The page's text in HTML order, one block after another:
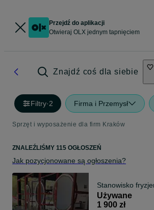
Przejdź do aplikacji
Otwieraj OLX jednym tapnięciem
Znajdź coś dla siebie
Filtry·2 Firma i Przemysł
Sprzęt i wyposażenie dla firm Kraków
ZNALEŹLIŚMY 115 OGŁOSZEŃ
Jak pozycjonowane są ogłoszenia?
Stanowisko
Używane
1 900 zł